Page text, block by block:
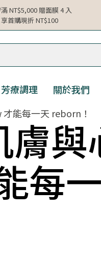
NT$5,000 贈面膜 4 入
首購現折 NT$100
芳療調理
關於我們
能每一天 reborn！
膚
每